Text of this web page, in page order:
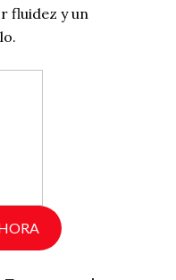
fluidez y un